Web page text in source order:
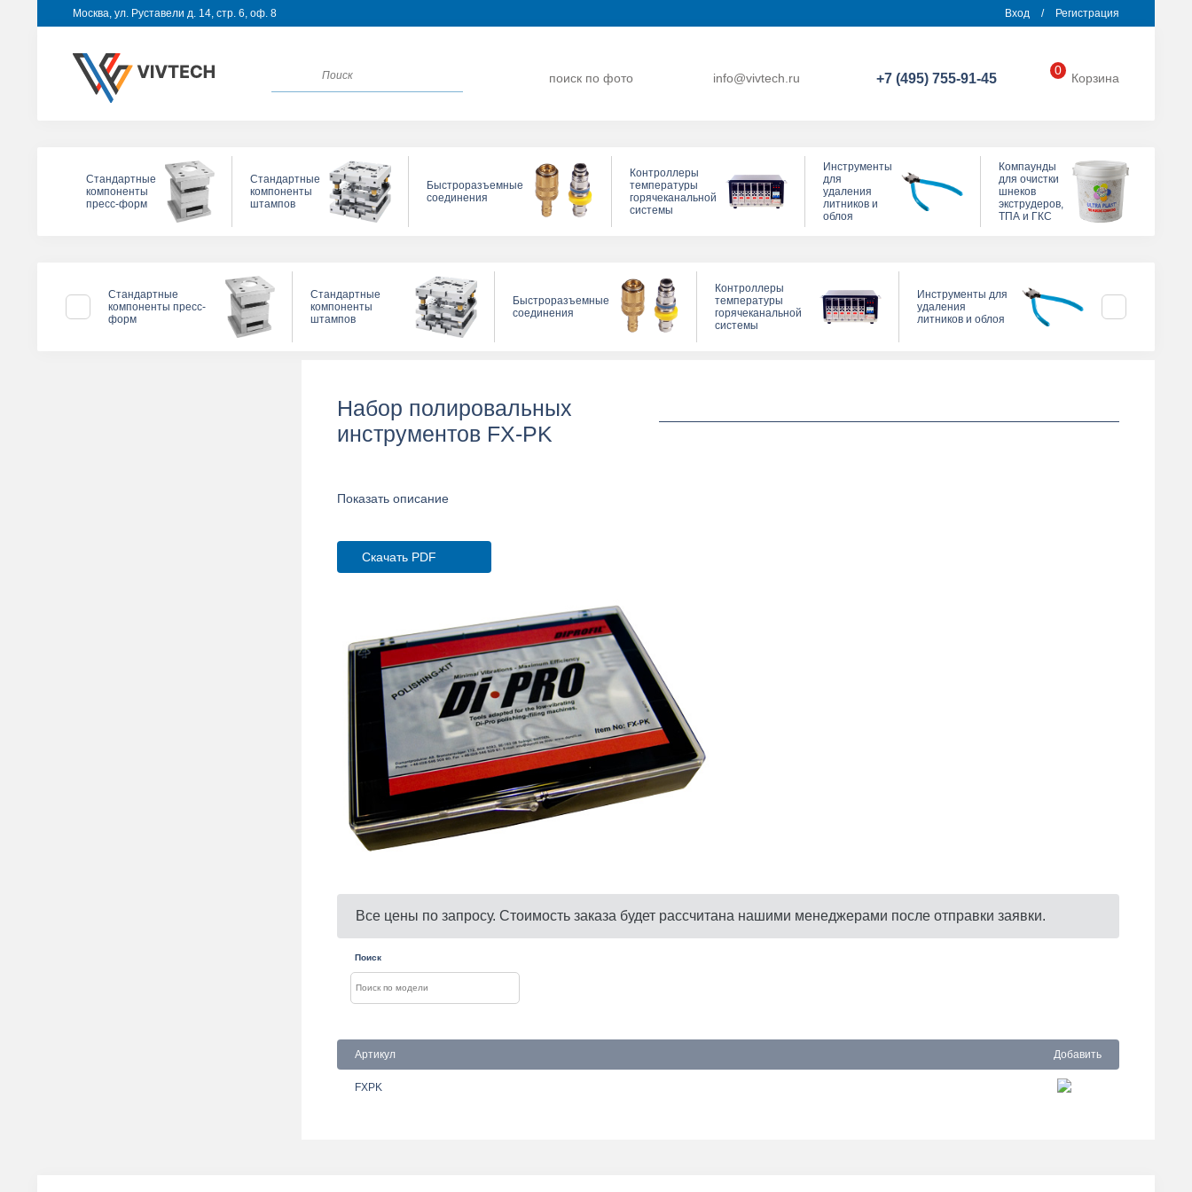
Москва, ул. Руставели д. 14, стр. 6, оф. 8 Вход / Регистрация
поиск по фото info@vivtech.ru +7 (495) 755-91-45
0
Корзина
Стандартные
компоненты
пресс-форм
Стандартные
компоненты
штампов
Быстроразъемные
соединения
Контроллеры
температуры
горячеканальной
системы
Инструменты
для
удаления
литников и
облоя
Компаунды
для очистки
шнеков
экструдеров,
ТПА и ГКС
Стандартные
компоненты пресс-
форм
Стандартные
компоненты
штампов
Быстроразъемные
соединения
Контроллеры
температуры
горячеканальной
системы
Инструменты для
удаления
литников и облоя
очистки
экструдеров,
Набор полировальных
инструментов FX-PK
Показать описание
Скачать PDF
Все цены по запросу. Стоимость заказа будет рассчитана нашими менеджерами после отправки заявки.
Поиск
Артикул Добавить
FXPK